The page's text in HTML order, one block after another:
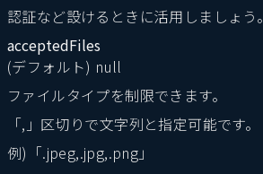
認証など設けるときに活用しましょう。
acceptedFiles
(デフォルト) null
ファイルタイプを制限できます。
「,」区切りで文字列と指定可能です。
例)「.jpeg,.jpg,.png」